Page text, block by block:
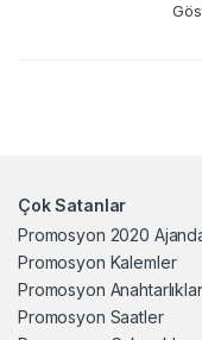
Çok Satanlar
Promosyon 2020
Promosyon Kalemler
Promosyon Anahtarlıklar
Promosyon Saatler